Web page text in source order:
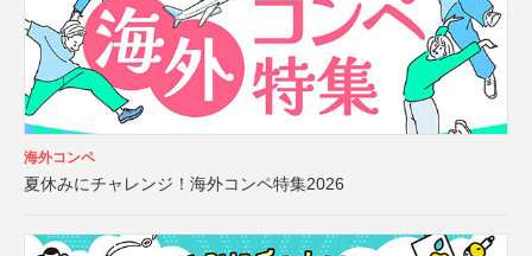
海外コンペ
夏休みにチャレンジ！海外コンペ特集2026